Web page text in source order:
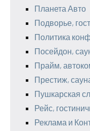
Планета Авто
Подворье,
Политика
Посейдон,
Прайм,
Престиж,
Пушкарская
Рейс,
Реклама и